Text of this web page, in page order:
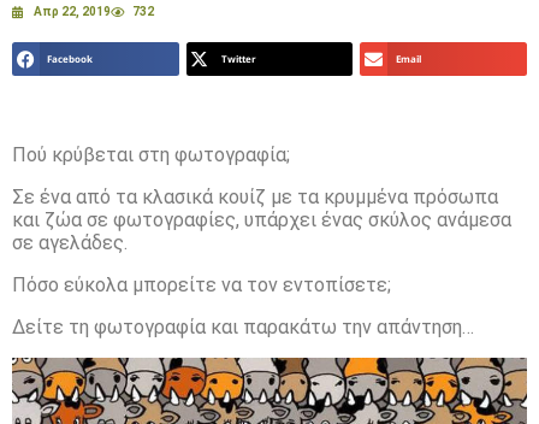
Απρ 22, 2019 732
Facebook Twitter Email
Πού κρύβεται στη φωτογραφία;
Σε ένα από τα κλασικά κουίζ με τα κρυμμένα πρόσωπα
και ζώα σε φωτογραφίες, υπάρχει ένας σκύλος ανάμεσα
σε αγελάδες.
Πόσο εύκολα μπορείτε να τον εντοπίσετε;
Δείτε τη φωτογραφία και παρακάτω την απάντηση…